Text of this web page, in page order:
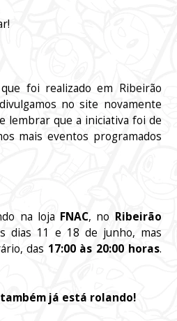
foi realizado em Ribeirão
no site novamente
lembrar que a iniciativa foi de
mais eventos programados
na loja FNAC, no Ribeirão
dias 11 e 18 de junho, mas
das 17:00 às 20:00 horas.
também já está rolando!